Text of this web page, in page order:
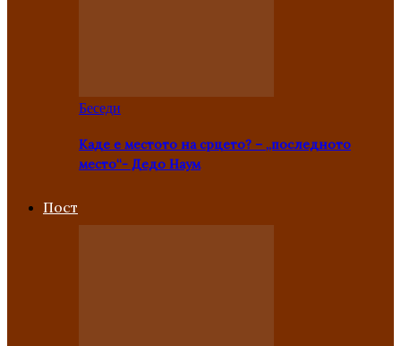
Беседи
Каде е местото на срцето? – „последното
место“- Дедо Наум
Пост